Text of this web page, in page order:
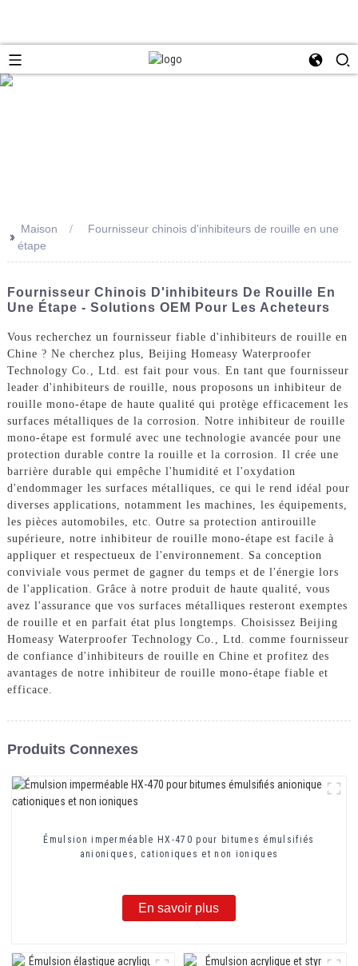
>> Maison
Fournisseur chinois d'inhibiteurs de rouille en une
étape
Fournisseur Chinois D'inhibiteurs De Rouille En
Une Étape - Solutions OEM Pour Les Acheteurs
Vous recherchez un fournisseur fiable d'inhibiteurs de rouille en
Chine ? Ne cherchez plus, Beijing Homeasy Waterproofer
Technology Co., Ltd. est fait pour vous. En tant que fournisseur
leader d'inhibiteurs de rouille, nous proposons un inhibiteur de
rouille mono-étape de haute qualité qui protège efficacement les
surfaces métalliques de la corrosion. Notre inhibiteur de rouille
mono-étape est formulé avec une technologie avancée pour une
protection durable contre la rouille et la corrosion. Il crée une
barrière durable qui empêche l'humidité et l'oxydation
d'endommager les surfaces métalliques, ce qui le rend idéal pour
diverses applications, notamment les machines, les équipements,
les pièces automobiles, etc. Outre sa protection antirouille
supérieure, notre inhibiteur de rouille mono-étape est facile à
appliquer et respectueux de l'environnement. Sa conception
conviviale vous permet de gagner du temps et de l'énergie lors
de l'application. Grâce à notre produit de haute qualité, vous
avez l'assurance que vos surfaces métalliques resteront exemptes
de rouille et en parfait état plus longtemps. Choisissez Beijing
Homeasy Waterproofer Technology Co., Ltd. comme fournisseur
de confiance d'inhibiteurs de rouille en Chine et profitez des
avantages de notre inhibiteur de rouille mono-étape fiable et
efficace.
Produits Connexes
Émulsion imperméable HX-470 pour bitumes émulsifiés
anioniques, cationiques et non ioniques
En savoir plus